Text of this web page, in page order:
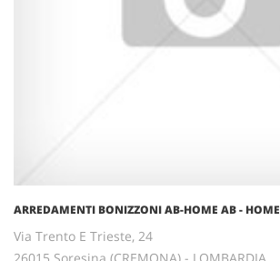
ARREDAMENTI BONIZZONI AB-HOME AB - HOME
Via Trento E Trieste, 24